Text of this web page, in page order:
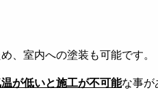
、室内への塗装も可能です。
が低いと施工が不可能な事が